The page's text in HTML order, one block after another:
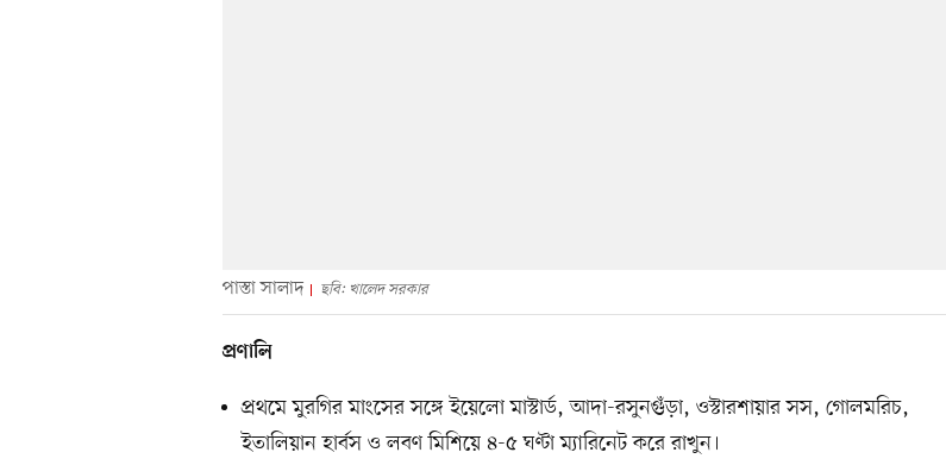
পাস্তা সালাদ ছবি: খালেদ সরকার
প্রণালি
প্রথমে মুরগির মাংসের সঙ্গে ইয়েলো মাস্টার্ড, আদা-রসুনগুঁড়া, ওস্টারশায়ার সস, গোলমরিচ,
ইতালিয়ান হার্বস ও লবণ মিশিয়ে ৪-৫ ঘণ্টা ম্যারিনেট করে রাখুন।